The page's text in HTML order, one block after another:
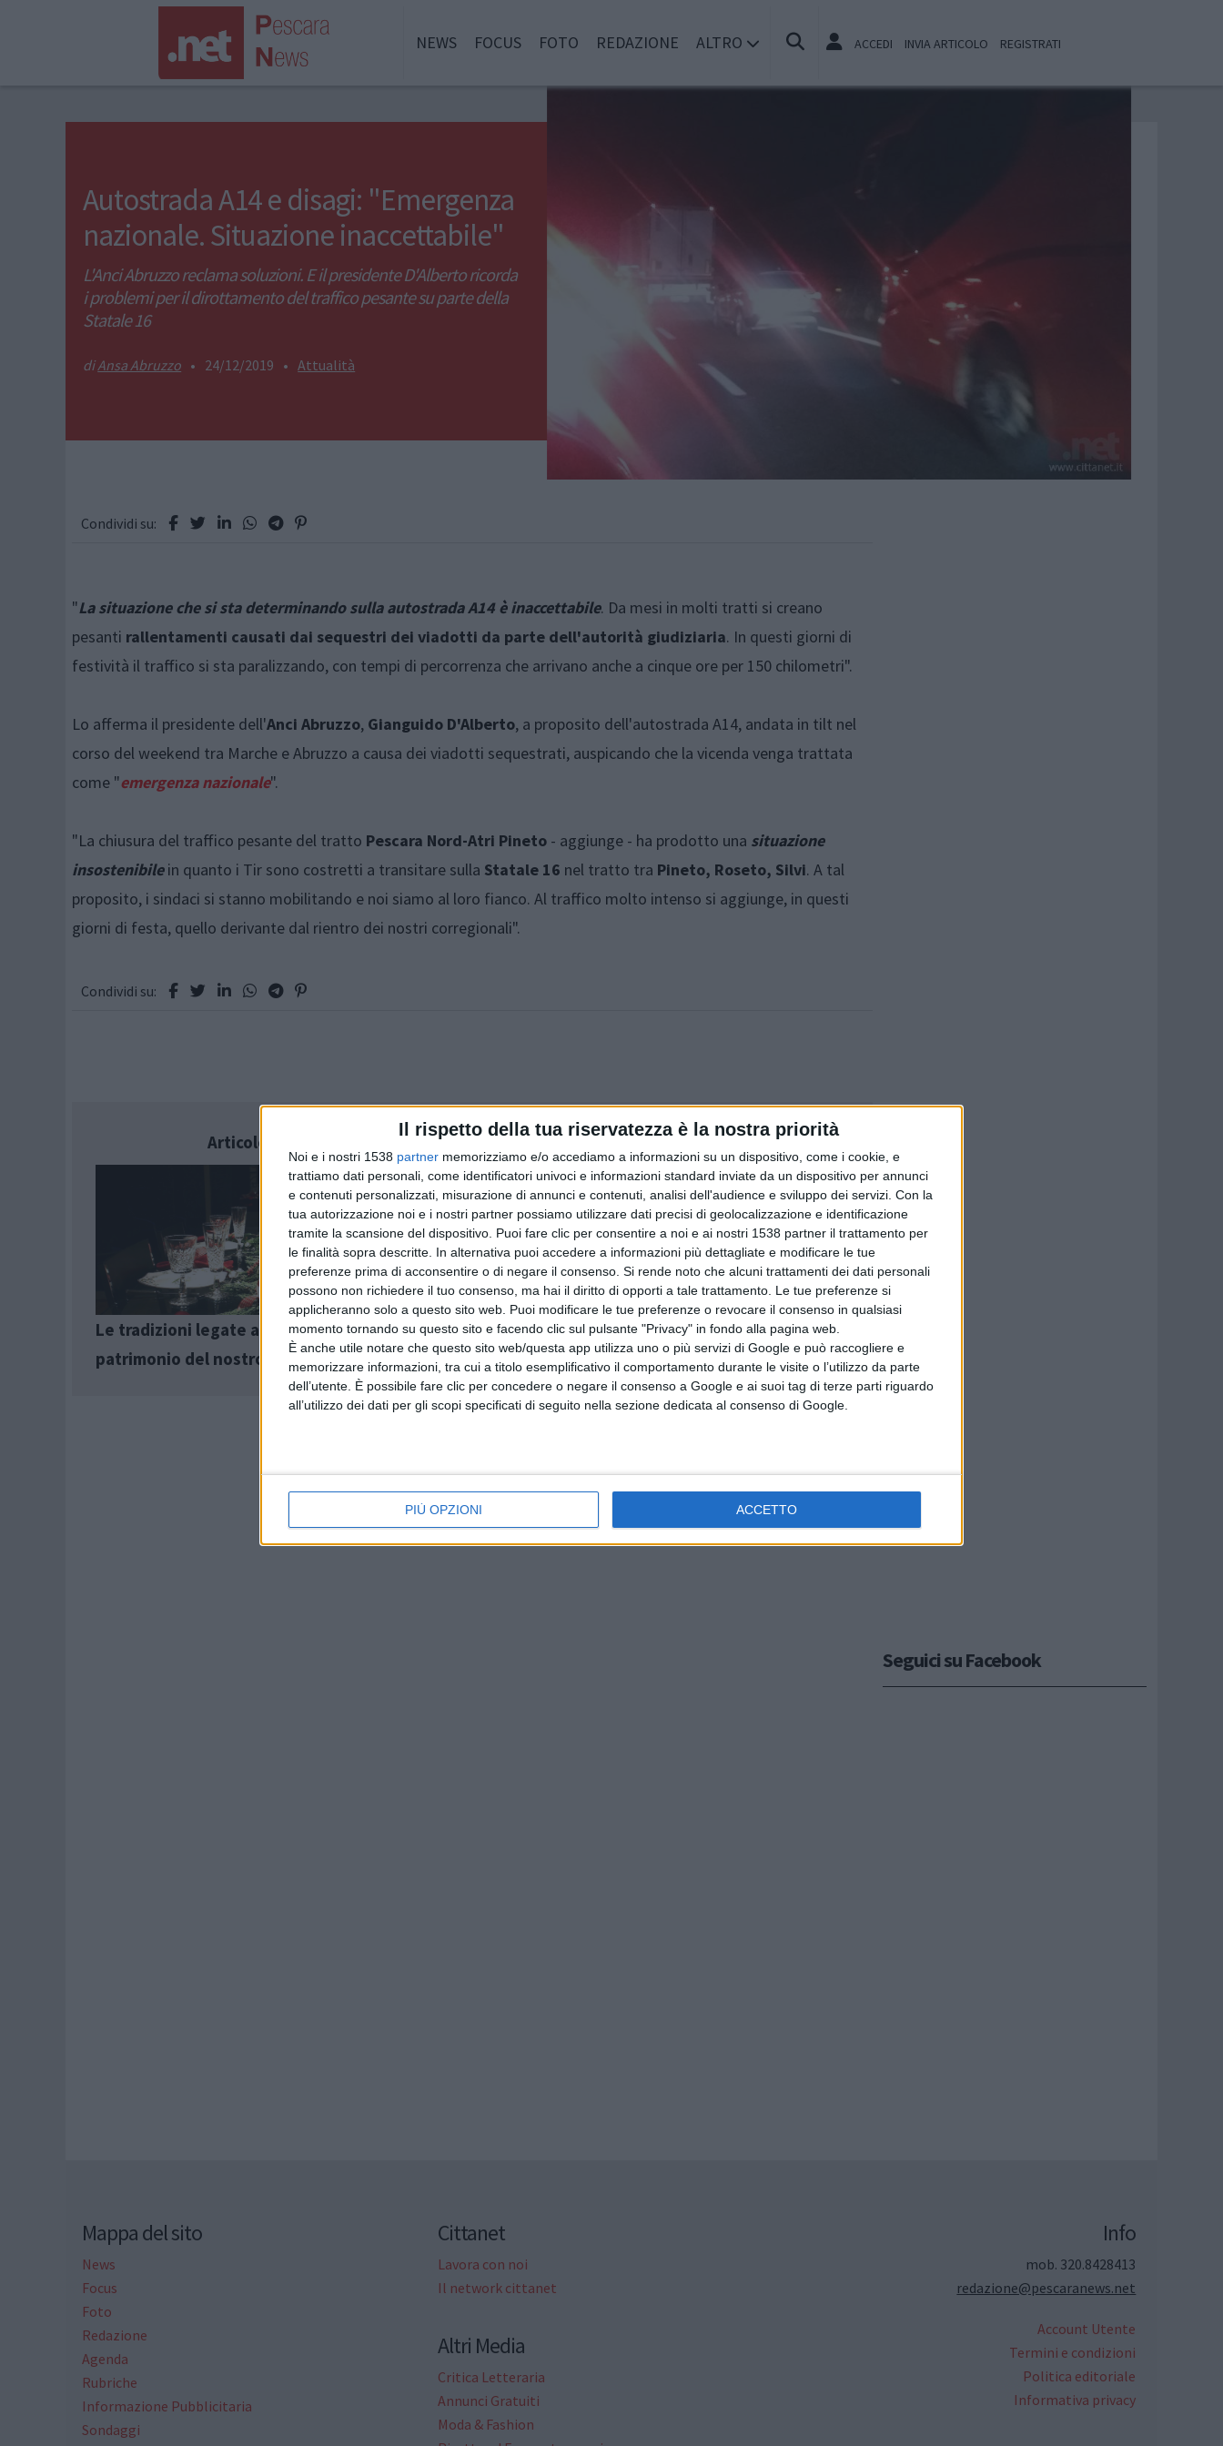
Il rispetto della tua riservatezza è la nostra priorità
Noi e i nostri 1538 partner memorizziamo e/o accediamo a informazioni su un dispositivo, come i cookie, e
trattiamo dati personali, come identificatori univoci e informazioni standard inviate da un dispositivo per annunci
e contenuti personalizzati, misurazione di annunci e contenuti, analisi dell'audience e sviluppo dei servizi. Con la
tua autorizzazione noi e i nostri partner possiamo utilizzare dati precisi di geolocalizzazione e identificazione
tramite la scansione del dispositivo. Puoi fare clic per consentire a noi e ai nostri 1538 partner il trattamento per
le finalità sopra descritte. In alternativa puoi accedere a informazioni più dettagliate e modificare le tue
preferenze prima di acconsentire o di negare il consenso. Si rende noto che alcuni trattamenti dei dati personali
possono non richiedere il tuo consenso, ma hai il diritto di opporti a tale trattamento. Le tue preferenze si
applicheranno solo a questo sito web. Puoi modificare le tue preferenze o revocare il consenso in qualsiasi
momento tornando su questo sito e facendo clic sul pulsante "Privacy" in fondo alla pagina web.
È anche utile notare che questo sito web/questa app utilizza uno o più servizi di Google e può raccogliere e
memorizzare informazioni, tra cui a titolo esemplificativo il comportamento durante le visite o l’utilizzo da parte
dell’utente. È possibile fare clic per concedere o negare il consenso a Google e ai suoi tag di terze parti riguardo
all’utilizzo dei dati per gli scopi specificati di seguito nella sezione dedicata al consenso di Google.
PIÙ OPZIONI ACCETTO
NEWS FOCUS FOTO REDAZIONE ALTRO ACCEDI INVIA ARTICOLO REGISTRATI
Autostrada A14 e disagi: "Emergenza
nazionale. Situazione inaccettabile"
L'Anci Abruzzo reclama soluzioni. E il presidente D'Alberto ricorda
i problemi per il dirottamento del traffico pesante su parte della
Statale 16
Ansa Abruzzo • 24/12/2019 • Attualità
Condividi su:
"La situazione che si sta determinando sulla autostrada A14 è inaccettabile. Da mesi in molti tratti si creano
pesanti rallentamenti causati dai sequestri dei viadotti da parte dell'autorità giudiziaria. In questi giorni di
festività il traffico si sta paralizzando, con tempi di percorrenza che arrivano anche a cinque ore per 150 chilometri".
Lo afferma il presidente dell'Anci Abruzzo, Gianguido D'Alberto, a proposito dell'autostrada A14, andata in tilt nel
corso del weekend tra Marche e Abruzzo a causa dei viadotti sequestrati, auspicando che la vicenda venga trattata
come "emergenza nazionale".
"La chiusura del traffico pesante del tratto Pescara Nord-Atri Pineto- aggiunge - ha prodotto una situazione
insostenibilein quanto i Tir sono costretti a transitare sulla Statale 16 nel tratto tra Pineto, Roseto, Silvi. A tal
proposito, i sindaci si stanno mobilitando e noi siamo al loro fianco. Al traffico molto intenso si aggiunge, in questi
giorni di festa, quello derivante dal rientro dei nostri corregionali".
Condividi su:
Articolo successivo
Le tradizioni legate al Natale: un ricco
patrimonio del nostro popolo
Articolo precedente
Doni per i bimbi ricoverati all'ospedale di
Pescara
Seguici su Facebook
Mappa del sito
News
Focus
Foto
Redazione
Agenda
Rubriche
Informazione Pubblicitaria
Sondaggi
Cittanet
Lavora con noi
Il network cittanet
Altri Media
Critica Letteraria
Annunci Gratuiti
Moda & Fashion
Info
mob. 320.8428413
redazione@pescaranews.net
Account Utente
Termini e condizioni
Politica editoriale
Informativa privacy